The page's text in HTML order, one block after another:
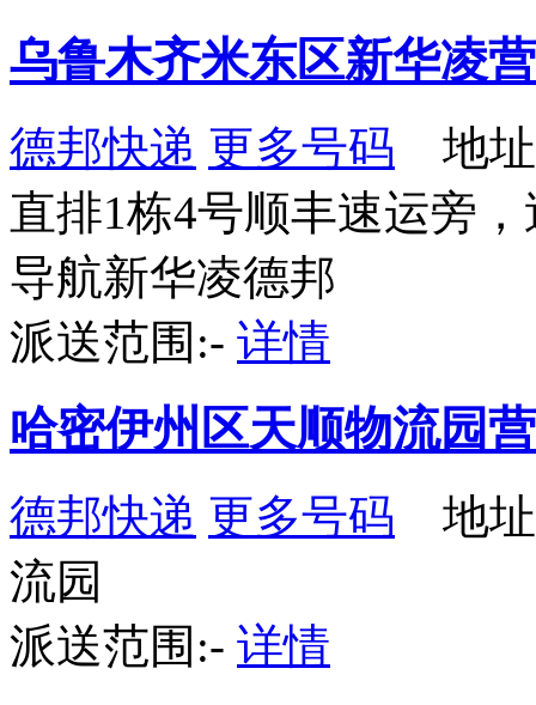
乌鲁木齐米东区新华凌
德邦快递 更多号码 地址
直排1栋4号顺丰速运旁
导航新华凌德邦
派送范围:- 详情
哈密伊州区天顺物流园
德邦快递 更多号码 地址
流园
派送范围:- 详情